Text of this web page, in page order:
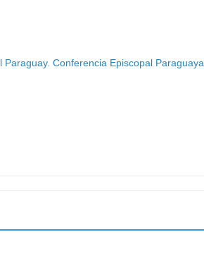
Conferencia Episcopal Paraguaya